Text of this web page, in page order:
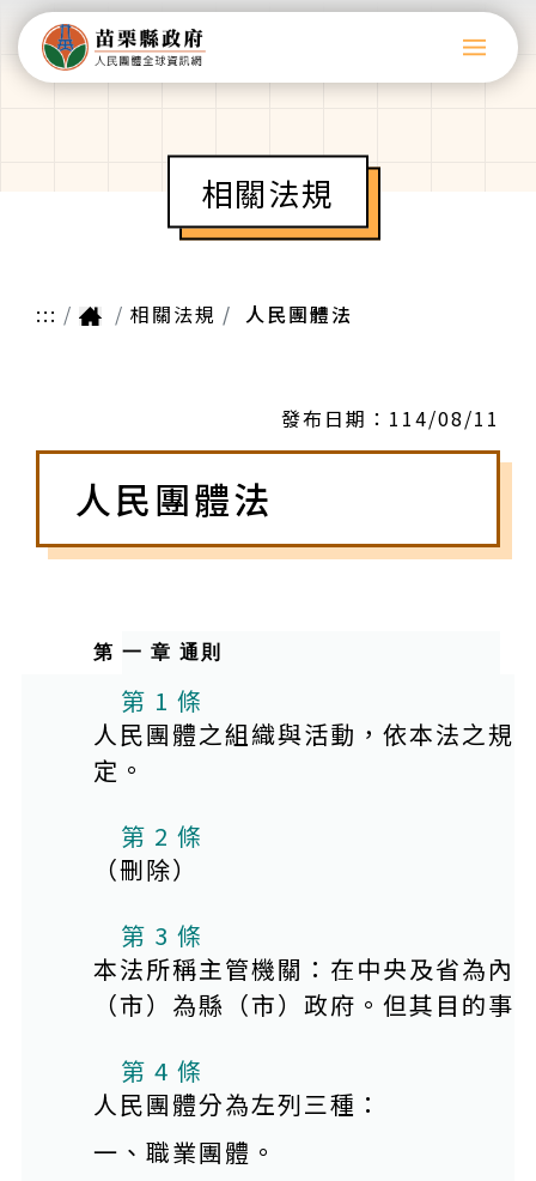
相關法規
::: 相關法規 人民團體法
發布日期： 114/08/11
人民團體法
第 一 章 通則
第 1 條
人民團體之組織與活動，依本法之規
定。
第 2 條
（刪除）
第 3 條
本法所稱主管機關：在中央及省為內
（市）為縣（市）政府。但其目的
第 4 條
人民團體分為左列三種：
一、職業團體。